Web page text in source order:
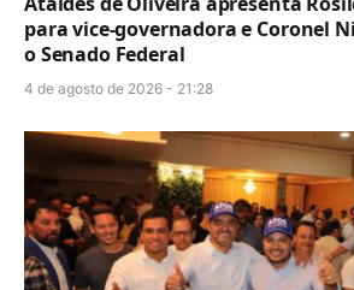
para vice-governadora e Coronel
o Senado Federal
4 de agosto de 2026 - 21:28